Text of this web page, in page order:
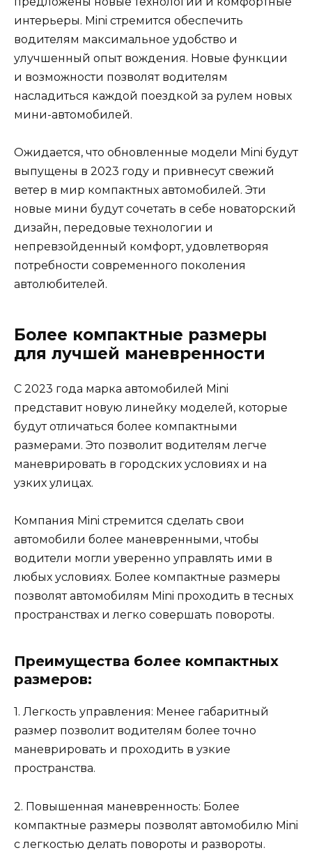
интерьеры. Mini стремится обеспечить
водителям максимальное удобство и
улучшенный опыт вождения. Новые функции
и возможности позволят водителям
насладиться каждой поездкой за рулем новых
мини-автомобилей.
Ожидается, что обновленные модели Mini будут
выпущены в 2023 году и привнесут свежий
ветер в мир компактных автомобилей. Эти
новые мини будут сочетать в себе новаторский
дизайн, передовые технологии и
непревзойденный комфорт, удовлетворяя
потребности современного поколения
автолюбителей.
Более компактные размеры
для лучшей маневренности
С 2023 года марка автомобилей Mini
представит новую линейку моделей, которые
будут отличаться более компактными
размерами. Это позволит водителям легче
маневрировать в городских условиях и на
узких улицах.
Компания Mini стремится сделать свои
автомобили более маневренными, чтобы
водители могли уверенно управлять ими в
любых условиях. Более компактные размеры
позволят автомобилям Mini проходить в тесных
пространствах и легко совершать повороты.
Преимущества более компактных
размеров:
1. Легкость управления: Менее габаритный
размер позволит водителям более точно
маневрировать и проходить в узкие
пространства.
2. Повышенная маневренность: Более
компактные размеры позволят автомобилю Mini
с легкостью делать повороты и развороты.